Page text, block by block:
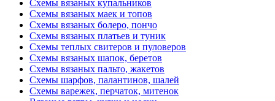
Схемы вязаных купальников
Схемы вязаных маек и топов
Схемы вязаных болеро, пончо
Схемы вязаных платьев и туник
Схемы теплых свитеров и пуловеров
Схемы вязаных шапок, беретов
Схемы вязаных пальто, жакетов
Схемы шарфов, палантинов, шалей
Схемы варежек, перчаток, митенок